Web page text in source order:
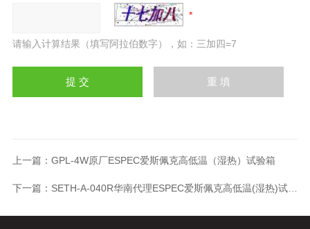
请输入计算结果（填写阿拉伯数字），如：三加四=7
上一篇： GPL-4W原厂ESPEC爱斯佩克高低温（湿热）试验箱
下一篇： SETH-A-040R华南代理ESPEC爱斯佩克高低温(湿热)试验箱